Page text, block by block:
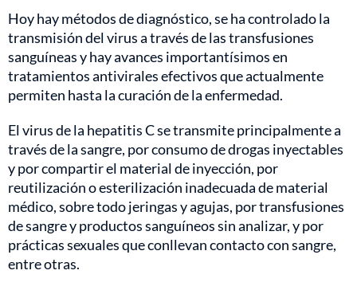
Hoy hay métodos de diagnóstico, se ha controlado la
transmisión del virus a través de las transfusiones
sanguíneas y hay avances importantísimos en
tratamientos antivirales efectivos que actualmente
permiten hasta la curación de la enfermedad.
El virus de la hepatitis C se transmite principalmente a
través de la sangre, por consumo de drogas inyectables
y por compartir el material de inyección, por
reutilización o esterilización inadecuada de material
médico, sobre todo jeringas y agujas, por transfusiones
de sangre y productos sanguíneos sin analizar, y por
prácticas sexuales que conllevan contacto con sangre,
entre otras.